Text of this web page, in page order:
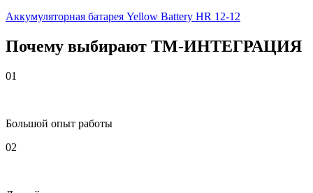
Аккумуляторная батарея Yellow Battery HR 12-12
Почему выбирают ТМ-ИНТЕГРАЦИЯ
01
Большой опыт работы
02